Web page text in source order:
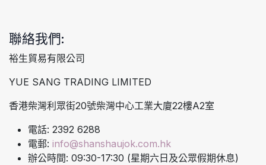
聯絡我們:
裕生貿易有限公司
YUE SANG TRADING LIMITED
香港柴灣利眾街20號柴灣中心工業大廈22樓A2室
電話: 2392 6288
電郵: info@shanshaujok.com.hk
辦公時間: 09:30-17:30 (星期六日及公眾假期休息)